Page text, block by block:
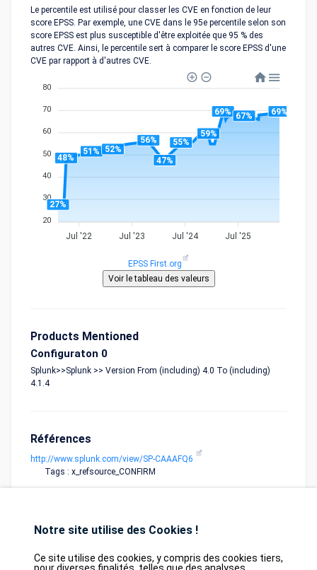
Le percentile est utilisé pour classer les CVE en fonction de leur
score EPSS. Par exemple, une CVE dans le 95e percentile selon son
score EPSS est plus susceptible d'être exploitée que 95 % des
autres CVE. Ainsi, le percentile sert à comparer le score EPSS d'une
CVE par rapport à d'autres CVE.
80
70
60
50
40
30
20
27%
48%
51% 52%
56%
47%
55%
59%
69% 67% 69%
Jul '22 Jul '23 Jul '24 Jul '25
EPSS First.org
Products Mentioned
Configuraton 0
Splunk>>Splunk >> Version From (including) 4.0 To (including)
4.1.4
Références
http://www.splunk.com/view/SP-CAAAFQ6
Tags : x_refsource_CONFIRM
Notre site utilise des Cookies !
Ce site utilise des cookies, y compris des cookies tiers,